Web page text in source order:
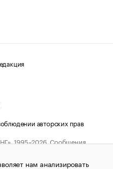
авторских прав
1995–2026.Сообщения
и массовых
нам анализировать